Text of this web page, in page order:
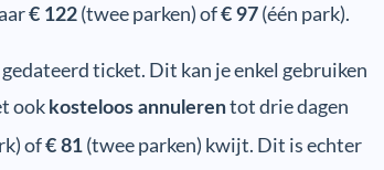
€ 122 (twee parken) of€ 97 (één park).
ticket. Dit kan je enkel gebruiken
ook kosteloos annulerentot drie dagen
of€ 81 (twee parken) kwijt. Dit is echter